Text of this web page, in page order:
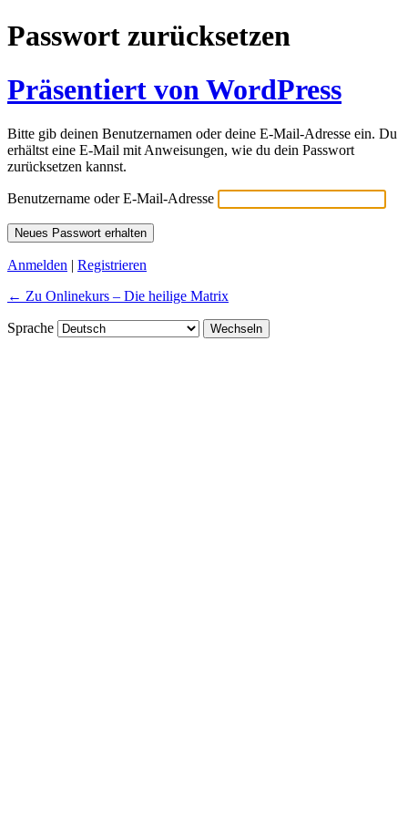
Passwort zurücksetzen
Präsentiert von WordPress
Bitte gib deinen Benutzernamen oder deine E-Mail-Adresse ein. Du
erhältst eine E-Mail mit Anweisungen, wie du dein Passwort
zurücksetzen kannst.
Benutzername oder E-Mail-Adresse
Anmelden | Registrieren
← Zu Onlinekurs – Die heilige Matrix
Sprache